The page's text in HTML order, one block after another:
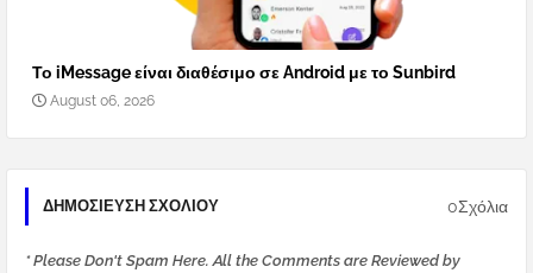
Το iMessage είναι διαθέσιμο σε Android με το Sunbird
August 06, 2026
ΔΗΜΟΣΊΕΥΣΗ ΣΧΟΛΊΟΥ 0Σχόλια
* Please Don't Spam Here. All the Comments are Reviewed by